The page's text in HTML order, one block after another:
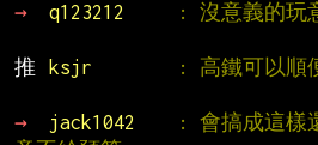
→
q123212
: 沒意義的玩
推
ksjr
: 高鐵可以順
→
jack1042
: 會搞成這樣